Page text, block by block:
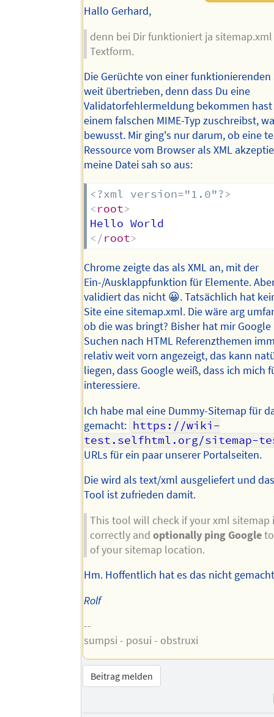
Hallo Gerhard,
denn bei Dir funktioniert ja
Textform.
Die Gerüchte von einer
weit übertrieben, denn dass Du eine
Validatorfehlermeldung bekommen
einem falschen MIME-Typ zuschreibst,
bewusst. Mir ging's nur darum, ob eine
Ressource vom Browser als XML
meine Datei sah so aus:
<?xml version="1.0"?>
<root>
</root>
Chrome zeigte das als XML an, mit der
Ein-/Ausklappfunktion für Elemente.
validiert das nicht 😀. Tatsächlich hat
Site eine sitemap.xml. Die wäre arg
ob die was bringt? Bisher hat mir
Suchen nach HTML Referenzthemen
relativ weit vorn angezeigt, das kann
liegen, dass Google weiß, dass ich mich
interessiere.
Ich habe mal eine Dummy-Sitemap für
gemacht: https://wiki-
test.selfhtml.org/sitemap-
URLs für ein paar unserer Portalseiten.
Die wird als text/xml ausgeliefert und
Tool ist zufrieden damit.
This tool will check if your xml sitemap
correctly andoptionally ping Google
of your sitemap location.
Hm. Hoffentlich hat es das nicht
Rolf
--
sumpsi - posui - obstruxi
Beitrag melden